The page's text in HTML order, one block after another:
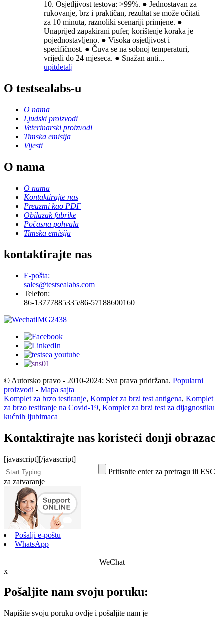
10. Osjetljivost testova: >99%. ● Jednostavan za
rukovanje, brz i praktičan, rezultat se može očitati
za 10 minuta, raznoliki scenariji primjene. ●
Unaprijed zapakirani pufer, korištenje koraka je
pojednostavljeno. ● Visoka osjetljivost i
specifičnost. ● Čuva se na sobnoj temperaturi,
vrijedi do 24 mjeseca. ● Snažan anti...
upitdetalj
O testsealabs-u
O nama
Ljudski proizvodi
Veterinarski proizvodi
Timska emisija
Vijesti
O nama
O nama
Kontaktirajte nas
Preuzmi kao PDF
Obilazak fabrike
Počasna pohvala
Timska emisija
kontaktirajte nas
E-pošta:
sales@testsealabs.com
Telefon:
86-13777885335/86-57188600160
© Autorsko pravo - 2010-2024: Sva prava pridržana. Popularni
proizvodi - Mapa sajta
Komplet za brzo testiranje, Komplet za brzi test antigena, Komplet
za brzo testiranje na Covid-19, Komplet za brzi test za dijagnostiku
kućnih ljubimaca
Kontaktirajte nas koristeći donji obrazac
[javascript][/javascript]
Pritisnite enter za pretragu ili ESC
za zatvaranje
Pošalji e-poštu
WhatsApp
WeChat
x
Pošaljite nam svoju poruku:
Napišite svoju poruku ovdje i pošaljite nam je